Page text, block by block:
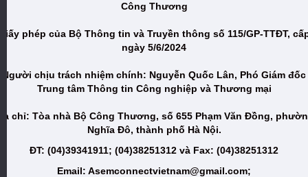
Công Thương
phép của Bộ Thông tin và Truyền thông số 115/GP-TTĐT,
ngày 5/6/2024
Người chịu trách nhiệm chính: Nguyễn Quốc Lân, Phó Giám đốc
Trung tâm Thông tin Công nghiệp và Thương mại
chỉ: Tòa nhà Bộ Công Thương, số 655 Phạm Văn Đồng,
Nghĩa Đô, thành phố Hà Nội.
ĐT: (04)39341911; (04)38251312 và Fax: (04)38251312
Email: Asemconnectvietnam@gmail.com;